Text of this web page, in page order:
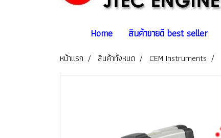
Home สินค้าขายดี best seller
หน้าแรก สินค้าทั้งหมด CEM Instruments